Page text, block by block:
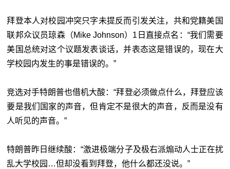
拜登本人对校园冲突只字未提反而引发关注，共和党籍美国
联邦众议员琼森（Mike Johnson）1日直接点名：“我们需要
美国总统对这个议题发表谈话，并表态这是错误的，现在大
学校园内发生的事是错误的。”
竞选对手特朗普也借机大酸：“拜登必须做点什么，拜登应该
要是我们国家的声音，但肯定不是很大的声音，反而是没有
人听见的声音。”
特朗普昨日继续酸：“激进极端分子及极右派煽动人士正在扰
乱大学校园…但却没看到拜登，他什么都还没说。”